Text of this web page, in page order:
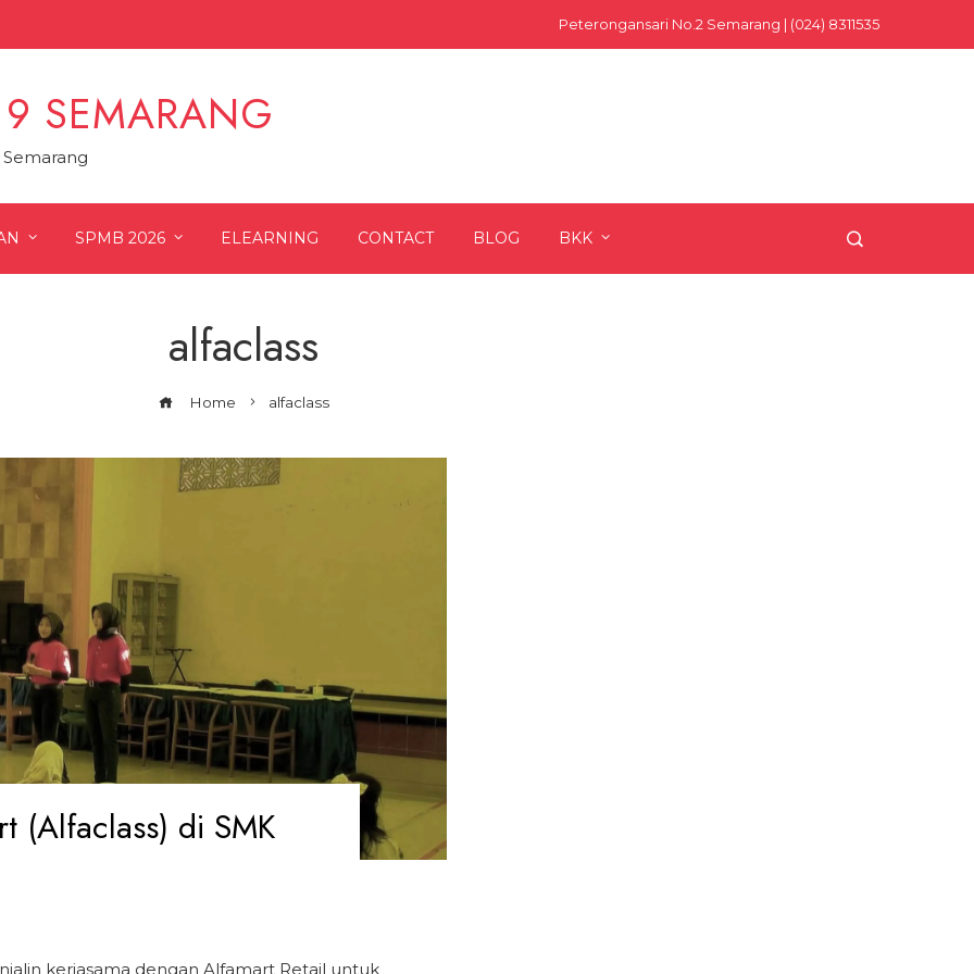
Peterongansari No.2 Semarang | (024) 8311535
SEMARANG
SPMB 2026 ELEARNING CONTACT BLOG BKK
alfaclass
Home alfaclass
(Alfaclass) di SMK
kerjasama dengan Alfamart Retail untuk